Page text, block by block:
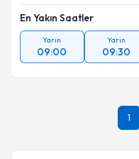
En Yakın Saatler
Yarın
09:00
Yarın
09:30
1